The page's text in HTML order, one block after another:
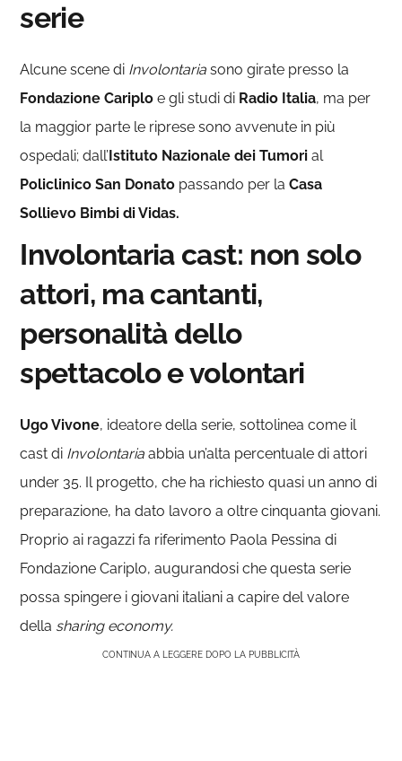
serie
Alcune scene di Involontaria sono girate presso la
Fondazione Cariplo e gli studi di Radio Italia, ma per
la maggior parte le riprese sono avvenute in più
ospedali; dall’Istituto Nazionale dei Tumori al
Policlinico San Donato passando per laCasa
Sollievo Bimbi di Vidas.
Involontaria cast: non solo
attori, ma cantanti,
personalità dello
spettacolo e volontari
Ugo Vivone, ideatore della serie, sottolinea come il
cast di Involontaria abbia un’alta percentuale di attori
under 35. Il progetto, che ha richiesto quasi un anno di
preparazione, ha dato lavoro a oltre cinquanta giovani.
Proprio ai ragazzi fa riferimento Paola Pessina di
Fondazione Cariplo, augurandosi che questa serie
possa spingere i giovani italiani a capire del valore
della sharing economy.
CONTINUA A LEGGERE DOPO LA PUBBLICITÀ